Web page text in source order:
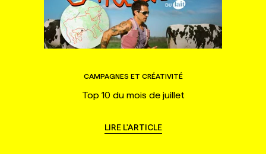
CAMPAGNES ET CRÉATIVITÉ
Top 10 du mois de juillet
LIRE L'ARTICLE